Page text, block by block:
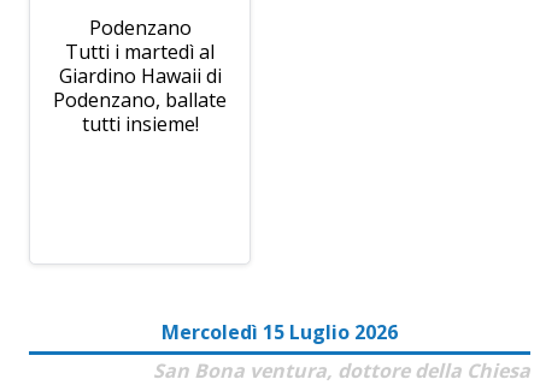
Podenzano
Tutti i martedì al
Giardino Hawaii di
Podenzano, ballate
tutti insieme!
Mercoledì 15 Luglio 2026
San Bona ventura, dottore della Chiesa